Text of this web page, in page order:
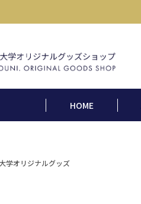
HOME
学オリジナルグッズ